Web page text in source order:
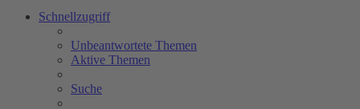
Schnellzugriff
Unbeantwortete Themen
Aktive Themen
Suche